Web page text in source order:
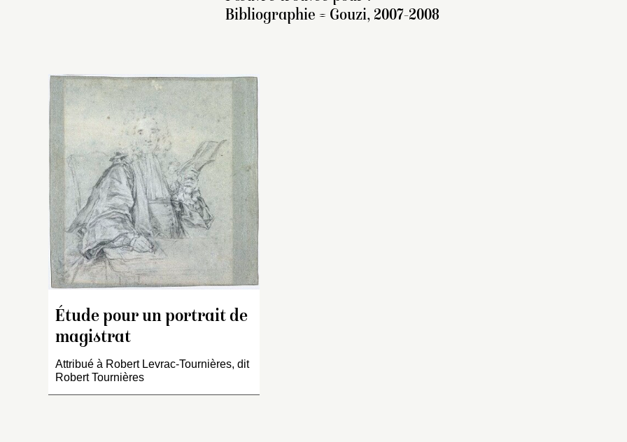
Bibliographie = Gouzi, 2007-2008
Étude pour un portrait de
magistrat
Attribué à Robert Levrac-Tournières, dit
Robert Tournières